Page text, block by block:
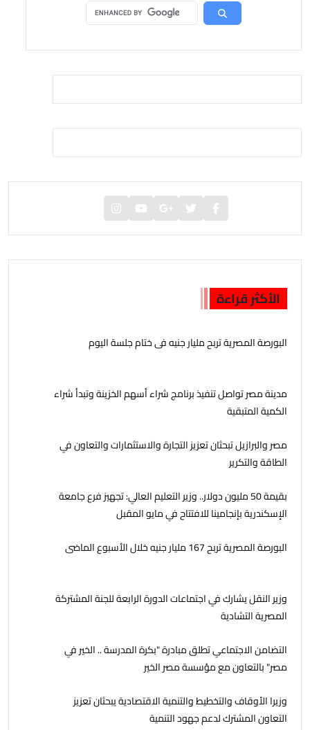
الأكثر قراءة
البورصة المصرية تربح مليار جنيه فى ختام جلسة اليوم
مدينة مصر تواصل تنفيذ برنامج شراء أسهم الخزينة وتبدأ شراء
الكمية المتبقية
مصر والبرازيل تبحثان تعزيز التجارة والاستثمارات والتعاون في
الطاقة والتكرير
بقيمة 50 مليون دولار.. وزير التعليم العالي: تجهيز فرع جامعة
الإسكندرية بإنجامينا للافتتاح في مايو المقبل
البورصة المصرية تربح 167 مليار جنيه خلال الأسبوع الماضى
وزير النقل يشارك في اجتماعات الدورة الرابعة للجنة المشتركة
المصرية التشادية
التضامن الاجتماعي تطلق مبادرة "بكرة المدرسة .. الخير في
مصر" بالتعاون مع مؤسسة مصر الخير
وزيرا الأوقاف والتخطيط والتنمية الاقتصادية يبحثان تعزيز
التعاون المشترك لدعم جهود التنمية